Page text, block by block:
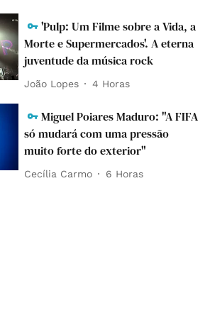
'Pulp: Um Filme sobre a Vida, a
Morte e Supermercados'. A eterna
juventude da música rock
João Lopes 4 Horas
Miguel Poiares Maduro: "A FIFA
só mudará com uma pressão
muito forte do exterior"
Cecília Carmo 6 Horas